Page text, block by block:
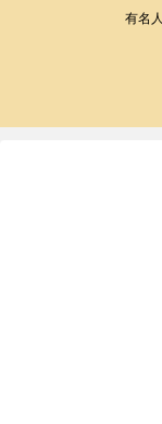
有名